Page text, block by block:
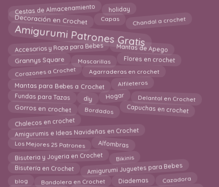
Cestas de Almacenamiento holiday
Decoración en Crochet Capas Chandal a crochet
Amigurumi Patrones Gratis
Accesorios y Ropa para Bebes Mantas de Apego
Grannys Square Mascarillas Flores en crochet
Corazones a Crochet Agarraderas en crochet
Mantas para Bebes a Crochet Alfileteros
Fundas para Tazas diy Hogar Delantal en Crochet
Gorros en crochet Bordados Capuchas en crochet
Chalecos en crochet
Amigurumis e Ideas Navideñas en Crochet
Los Mejores 25 Patrones Alfombras
Bisuteria y Joyeria en Crochet Bikinis
Bisutería en Crochet Amigurumi Juguetes para Bebes
blog Bandolera en Crochet Diademas Cazadora